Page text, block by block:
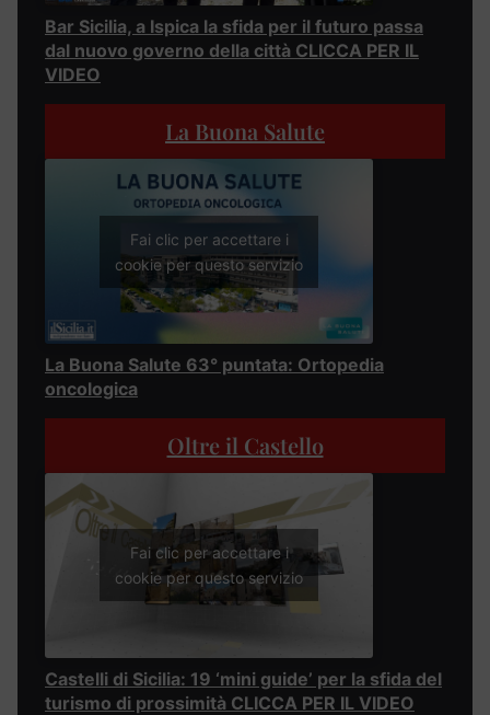
Bar Sicilia, a Ispica la sfida per il futuro passa
dal nuovo governo della città CLICCA PER IL
VIDEO
La Buona Salute
Fai clic per accettare i
cookie per questo servizio
La Buona Salute 63° puntata: Ortopedia
oncologica
Oltre il Castello
Fai clic per accettare i
cookie per questo servizio
Castelli di Sicilia: 19 ‘mini guide’ per la sfida del
turismo di prossimità CLICCA PER IL VIDEO